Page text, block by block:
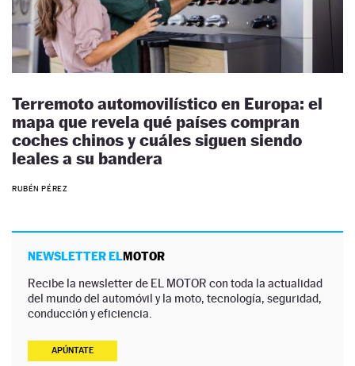
Terremoto automovilístico en Europa: el
mapa que revela qué países compran
coches chinos y cuáles siguen siendo
leales a su bandera
RUBÉN PÉREZ
NEWSLETTER ELMOTOR
Recibe la newsletter de EL MOTOR con toda la actualidad
del mundo del automóvil y la moto, tecnología, seguridad,
conducción y eficiencia.
APÚNTATE